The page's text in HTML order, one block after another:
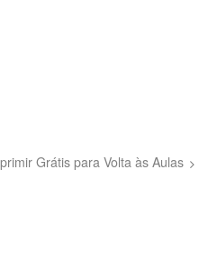
Grátis para Volta às Aulas